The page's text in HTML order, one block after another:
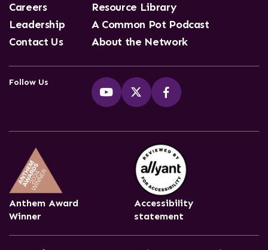
Careers
Leadership
Contact Us
Resource Library
A Common Pot Podcast
About the Network
Follow Us
Anthem Award
Winner
Accessibility
statement